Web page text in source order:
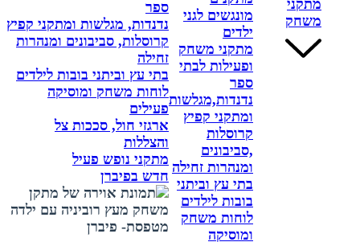
מתקני
משחק
מונגשים לגני
ילדים
מתקני משחק
ופעילות לבתי
ספר
נדנדות,מגלשות
ומתקני קפיץ
קרוסלות
,סביבונים
ומנהרות זחילה
בתי עץ וביתני
בובות לילדים
לוחות משחק
ומוסיקה
ספר
נדנדות, מגלשות ומתקני קפיץ
קרוסלות, סביבונים ומנהרות
זחילה
בתי עץ וביתני בובות לילדים
לוחות משחק ומוסיקה
פעילים
ארגזי חול, סככות צל
והצללות
מתקני נופש פעיל
חדש בפיברן